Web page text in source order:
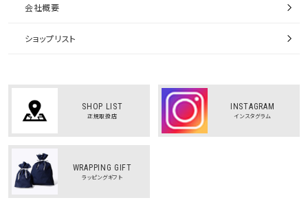
会社概要
ショップリスト
SHOP LIST
正規取扱店
INSTAGRAM
インスタグラム
WRAPPING GIFT
ラッピングギフト